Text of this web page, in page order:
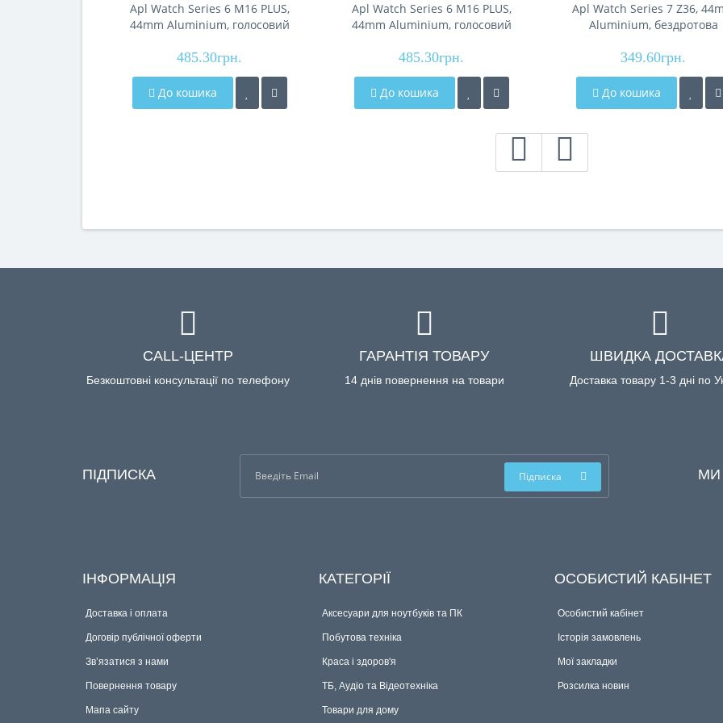
Apl Watch Series 6 M16 PLUS,
44mm Aluminium, голосовий
485.30грн.
До кошика
Apl Watch Series 6 M16 PLUS,
44mm Aluminium, голосовий
485.30грн.
До кошика
Apl Watch Series 7 Z36,
Aluminium, бездротова
349.60грн.
До кошика
CALL-ЦЕНТР
Безкоштовні консультації по телефону
ГАРАНТІЯ ТОВАРУ
14 днів повернення на товари
ШВИДКА
Доставка товару 1-3 дні по
ПІДПИСКА Підписка МИ
ІНФОРМАЦІЯ
Доставка і оплата
Договір публічної оферти
Зв’язатися з нами
Повернення товару
Мапа сайту
КАТЕГОРІЇ
Аксесуари для ноутбуків та ПК
Побутова техніка
Краса і здоров'я
ТБ, Аудіо та Відеотехніка
Товари для дому
ОСОБИСТИЙ КАБІНЕТ
Особистий кабінет
Історія замовлень
Мої закладки
Розсилка новин